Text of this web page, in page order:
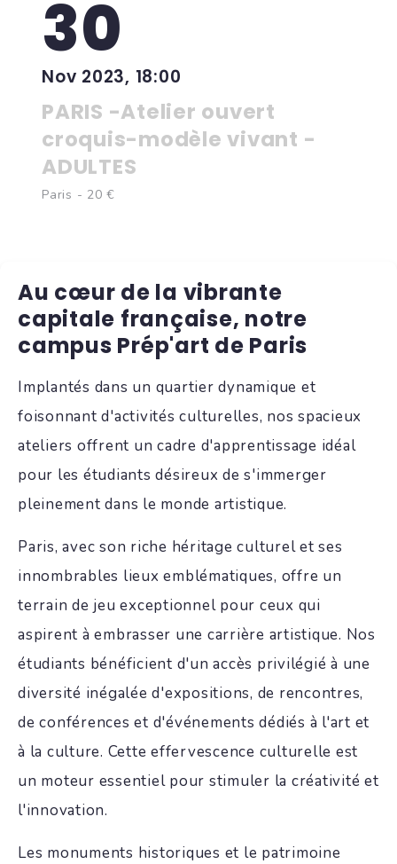
30
Nov 2023, 18:00
PARIS -Atelier ouvert
croquis-modèle vivant -
ADULTES
Paris - 20 €
Au cœur de la vibrante
capitale française, notre
campus Prép'art de Paris
Implantés dans un quartier dynamique et
foisonnant d'activités culturelles, nos spacieux
ateliers offrent un cadre d'apprentissage idéal
pour les étudiants désireux de s'immerger
pleinement dans le monde artistique.
Paris, avec son riche héritage culturel et ses
innombrables lieux emblématiques, offre un
terrain de jeu exceptionnel pour ceux qui
aspirent à embrasser une carrière artistique. Nos
étudiants bénéficient d'un accès privilégié à une
diversité inégalée d'expositions, de rencontres,
de conférences et d'événements dédiés à l'art et
à la culture. Cette effervescence culturelle est
un moteur essentiel pour stimuler la créativité et
l'innovation.
Les monuments historiques et le patrimoine